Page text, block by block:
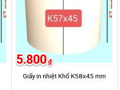
Giấy in nhiệt Khổ K58x45 mm
5.800 ₫